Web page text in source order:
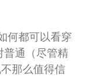
何都可以看穿
普通（尽管精
那么值得信